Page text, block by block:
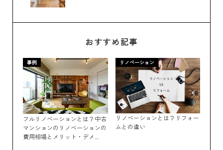
おすすめ記事
事例
フルリノベーションとは？中古
マンションのリノベーションの
費用相場とメリット・デメ...
リノベーション
リノベーションとは？リフォー
ムとの違い